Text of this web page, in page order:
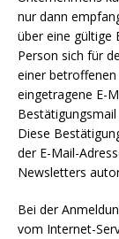
nur dann
über eine gültige
Person sich für
einer
eingetragene E-
Diese
der E-Mail-
Newsletters
Bei der
vom Internet-